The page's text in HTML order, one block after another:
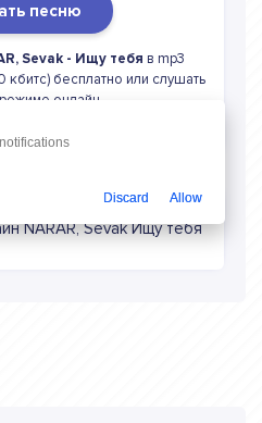
песню
Sevak - Ищу тебя в mp3
кбитс) бесплатно или слушать
онлайн
NARAR, Sevak Ищу тебя
Discard Allow